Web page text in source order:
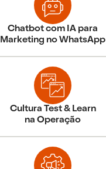
Chatbot com IA para
Marketing no WhatsApp
Cultura Test & Learn
na Operação